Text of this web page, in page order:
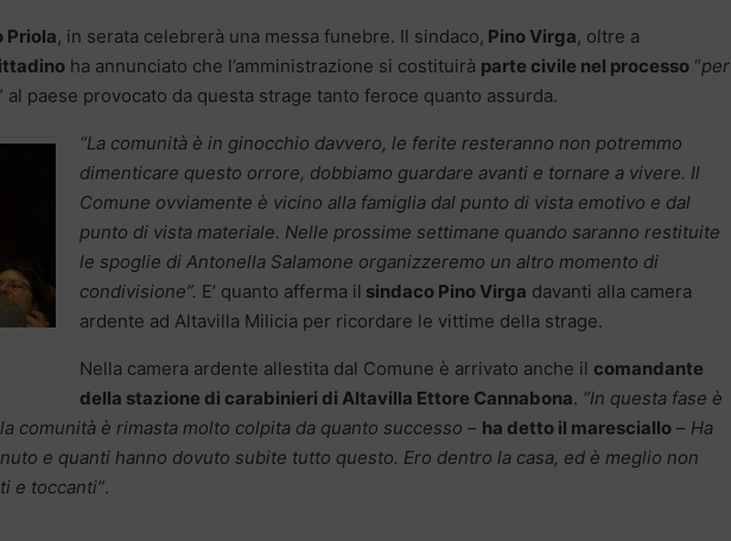
Priola, in serata celebrerà una messa funebre. Il sindaco, Pino Virga, oltre a
ha annunciato che l’amministrazione si costituirà parte civile nel processo “per
al paese provocato da questa strage tanto feroce quanto assurda.
“La comunità è in ginocchio davvero, le ferite resteranno non potremmo
dimenticare questo orrore, dobbiamo guardare avanti e tornare a vivere. Il
Comune ovviamente è vicino alla famiglia dal punto di vista emotivo e dal
punto di vista materiale. Nelle prossime settimane quando saranno restituite
le spoglie di Antonella Salamone organizzeremo un altro momento di
condivisione”. E’ quanto afferma il sindaco Pino Virga davanti alla camera
ardente ad Altavilla Milicia per ricordare le vittime della strage.
Nella camera ardente allestita dal Comune è arrivato anche il comandante
della stazione di carabinieri di Altavilla Ettore Cannabona. “In questa fase è
comunità è rimasta molto colpita da quanto successo – ha detto il maresciallo – Ha
e quanti hanno dovuto subite tutto questo. Ero dentro la casa, ed è meglio non
e toccanti”.